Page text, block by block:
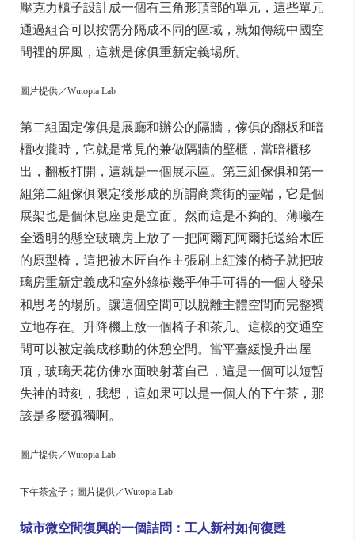
壓克力櫃子設計成一個有三角形頂部的單元，這些單元
通過組合可以按需分隔成不同的區域，就如傳統中國空
間裡的屏風，這就是傢俱重新定義場所。
圖片提供／Wutopia Lab
第二組固定傢俱是展廳和辦公的隔牆，傢俱的翻板和暗
櫃收攏時，它就是常見的兼做隔牆的壁櫃，當暗櫃移
出，翻板打開，這就是一個展示區。第三組傢俱和第一
組第二組傢俱限定後形成的所謂商業街的盡端，它是個
展架也是個休息座更是立面。然而這是不夠的。薄曦在
全透明的懸空玻璃房上放了一把阿爾瓦阿爾托送給木匠
的原型椅，這把被木匠自作主張刷上紅漆的椅子就把玻
璃房重新定義成和室外綠樹幾乎伸手可得的一個人發呆
和思考的場所。讓這個空間可以脫離主體空間而完整獨
立地存在。升降機上放一個椅子和茶几。這樣的交通空
間可以被定義成移動的休憩空間。當平臺緩慢升出屋
頂，玻璃天花仿佛水面映射著自己，這是一個可以短暫
失神的時刻，我想，這如果可以是一個人的下午茶，那
該是多麼孤獨啊。
圖片提供／Wutopia Lab
下午茶盒子；圖片提供／Wutopia Lab
城市微空間復興的一個詰問：工人新村如何復甦